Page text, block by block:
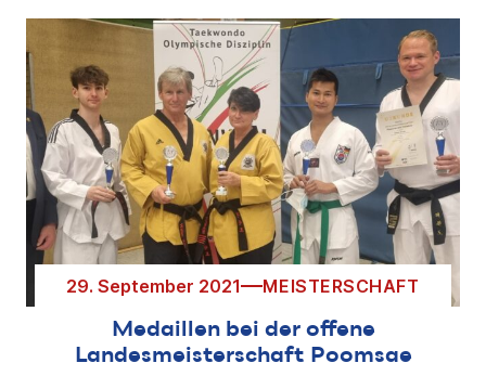
29. September 2021 MEISTERSCHAFT
Medaillen bei der offene
Landesmeisterschaft Poomsae